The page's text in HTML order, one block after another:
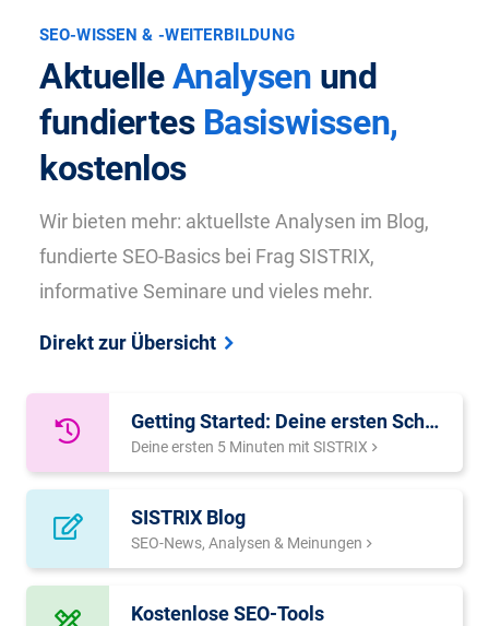
SEO-WISSEN & -WEITERBILDUNG
AktuelleAnalysen und
fundiertes Basiswissen,
kostenlos
Wir bieten mehr: aktuellste Analysen im Blog,
fundierte SEO-Basics bei Frag SISTRIX,
informative Seminare und vieles mehr.
Direkt zur Übersicht
Getting Started: Deine ersten Schritte in nur fünf Minuten
Deine ersten 5 Minuten mit SISTRIX
SISTRIX Blog
SEO-News, Analysen & Meinungen
Kostenlose SEO-Tools